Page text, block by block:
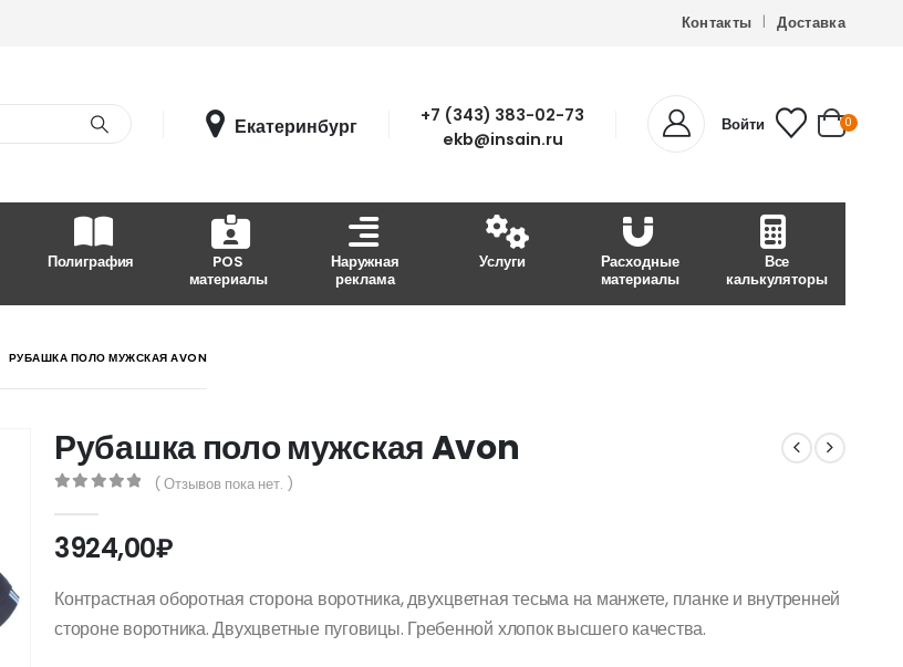
Контакты Доставка
Екатеринбург
+7 (343) 383-02-73
ekb@insain.ru
Войти 0
Полиграфия
POS
материалы
Наружная
реклама
Услуги
Расходные
материалы
Все
калькуляторы
РУБАШКА ПОЛО МУЖСКАЯ AVON
Рубашка поло мужская Avon
( Отзывов пока нет. )
3924,00₽
Контрастная оборотная сторона воротника, двухцветная тесьма на манжете, планке и внутренней
стороне воротника. Двухцветные пуговицы. Гребенной хлопок высшего качества.